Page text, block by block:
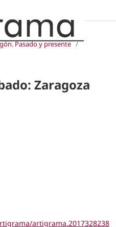
Pasado y presente /
Zaragoza
artigrama.2017328238